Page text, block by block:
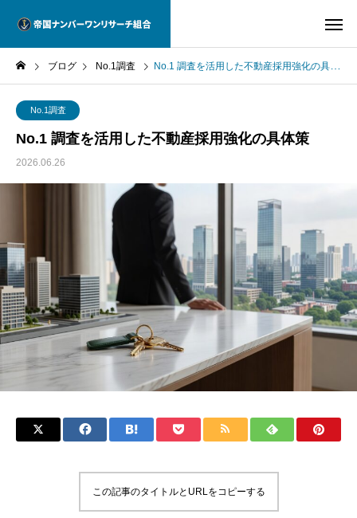
ブログ No.1調査 No.1 調査を活用した不動産採用強化の具体策
No.1調査
No.1 調査を活用した不動産採用強化の具体策
2026.06.26
この記事のタイトルとURLをコピーする